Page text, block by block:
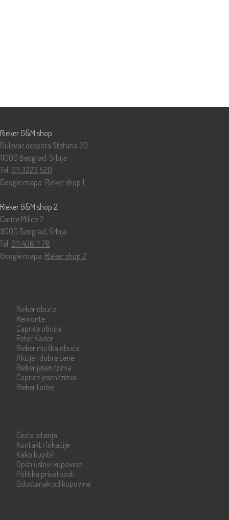
Rieker G&M shop
Bulevar despota Stefana 20
11000 Beograd, Srbija
Tel: 011 3223 520
Google mapa: Rieker shop 1
Rieker G&M shop 2
Carice Milice 7
11000 Beograd, Srbija
Tel: 011 406 11 78
Google mapa: Rieker shop 2
Rieker obuća
Remonte
Caprice obuća
Peter Kaiser
Rieker muška obuća
Akcije i dobre cene
Rieker jesen/zima
Caprice jesen/zima
Rieker torbe
Česta pitanja
Kontakt i lokacije
Kako kupiti?
Opšti uslovi kupovine
Politika privatnosti
Odustanak od kupovine